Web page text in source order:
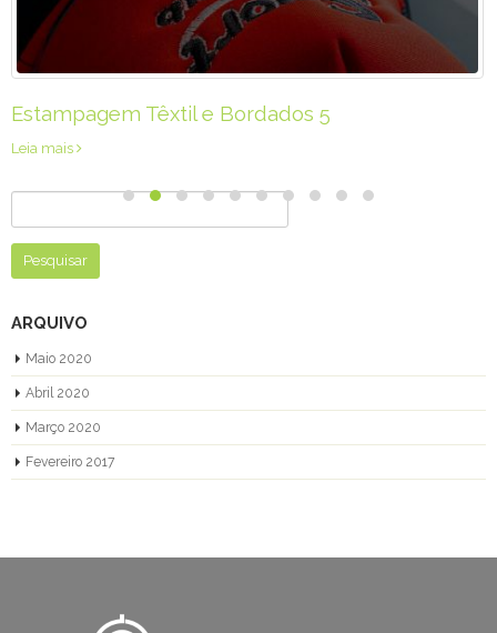
Estampagem Têxtil e Bordados 5
Leia mais
por:
ARQUIVO
Maio 2020
Abril 2020
Março 2020
Fevereiro 2017